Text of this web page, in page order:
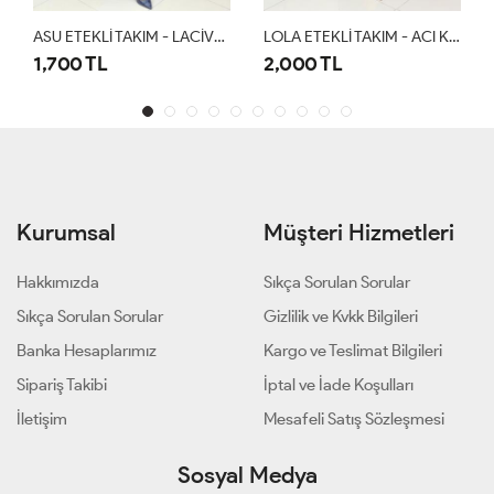
ASU ETEKLİ TAKIM - LACİVERT
1,700 TL
LOLA ETEKLİ TAKIM - ACI KAHVE
2,000 TL
Kurumsal
Hakkımızda
Sıkça Sorulan Sorular
Banka Hesaplarımız
Sipariş Takibi
İletişim
Müşteri Hizmetleri
Sıkça Sorulan Sorular
Gizlilik ve Kvkk Bilgileri
Kargo ve Teslimat Bilgileri
İptal ve İade Koşulları
Mesafeli Satış Sözleşmesi
Sosyal Medya